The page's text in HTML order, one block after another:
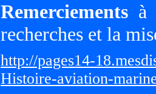
Remerciements à
recherches et la
http://pages14-
Histoire-aviation-